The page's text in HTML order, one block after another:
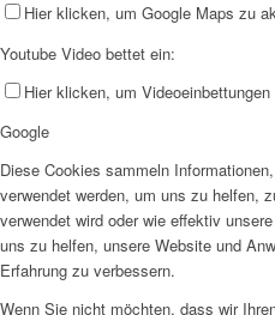
Hier klicken, um Google Maps zu
Youtube Video bettet ein:
Hier klicken, um
Google
Diese Cookies sammeln
verwendet werden, um uns zu helfen,
verwendet wird oder wie effektiv
uns zu helfen, unsere Website und
Erfahrung zu verbessern.
Wenn Sie nicht möchten, dass wir